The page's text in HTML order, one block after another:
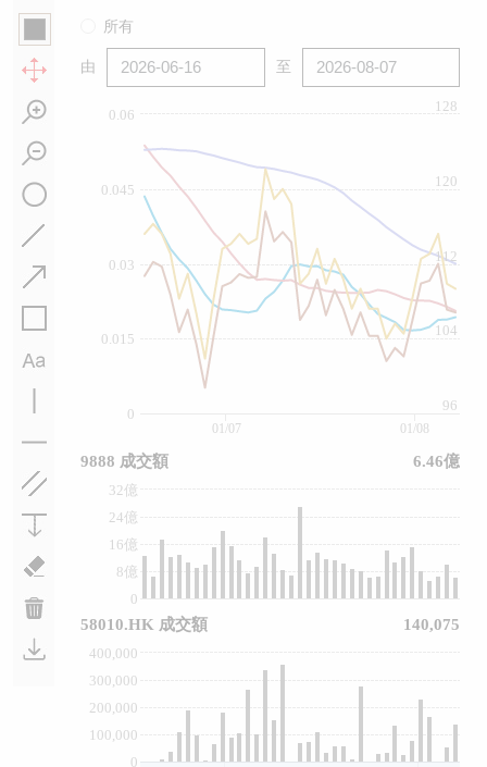
所有
由 至
0
0.015
0.03
0.045
0.06
96
104
112
120
128
0
8億
16億
24億
32億
0
100,000
200,000
300,000
400,000
01/07 01/08
9888 成交額 6.46億
58010.HK 成交額 140,075